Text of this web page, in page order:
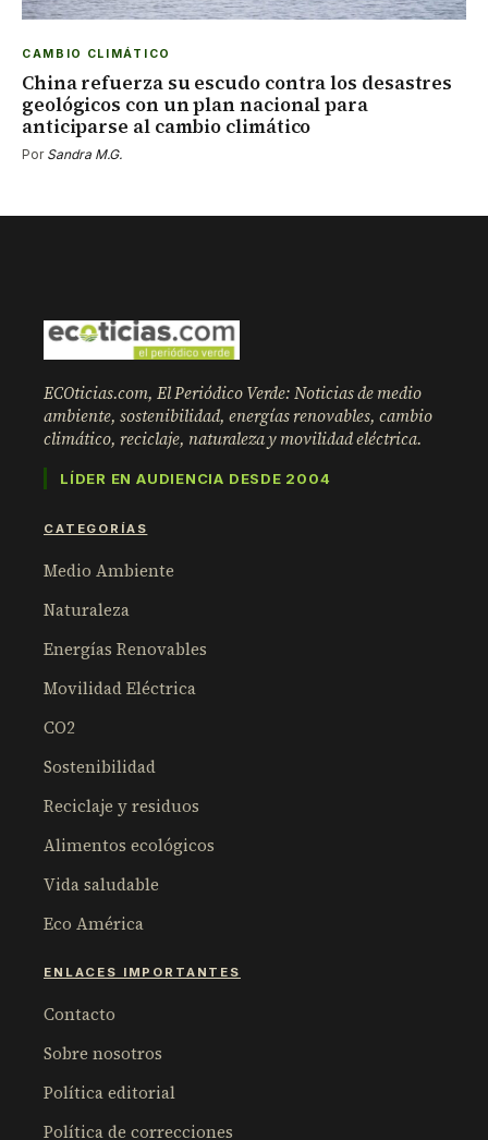
CAMBIO CLIMÁTICO
China refuerza su escudo contra los desastres
geológicos con un plan nacional para
anticiparse al cambio climático
Por Sandra M.G.
ECOticias.com, El Periódico Verde: Noticias de medio
ambiente, sostenibilidad, energías renovables, cambio
climático, reciclaje, naturaleza y movilidad eléctrica.
LÍDER EN AUDIENCIA DESDE 2004
CATEGORÍAS
Medio Ambiente
Naturaleza
Energías Renovables
Movilidad Eléctrica
CO2
Sostenibilidad
Reciclaje y residuos
Alimentos ecológicos
Vida saludable
Eco América
ENLACES IMPORTANTES
Contacto
Sobre nosotros
Política editorial
Política de correcciones